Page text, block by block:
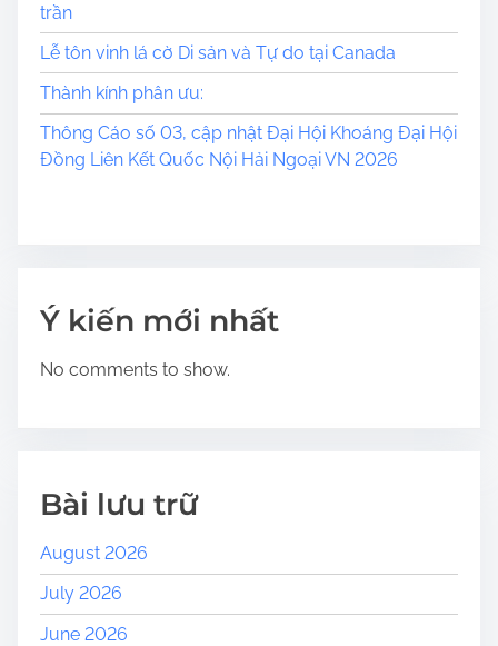
trần
Lễ tôn vinh lá cờ Di sản và Tự do tại Canada
​​Thành kính phân ưu:
Thông Cáo số 03, cập nhật Đại Hội Khoáng Đại Hội
Đồng Liên Kết Quốc Nội Hải Ngoại VN 2026
Ý kiến mới nhất
No comments to show.
Bài lưu trữ
August 2026
July 2026
June 2026